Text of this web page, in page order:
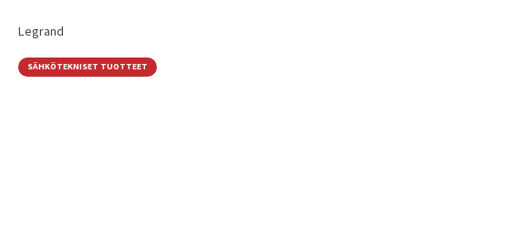
Legrand
SÄHKÖTEKNISET TUOTTEET